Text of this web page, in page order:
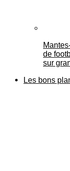
de
sur
Les bons